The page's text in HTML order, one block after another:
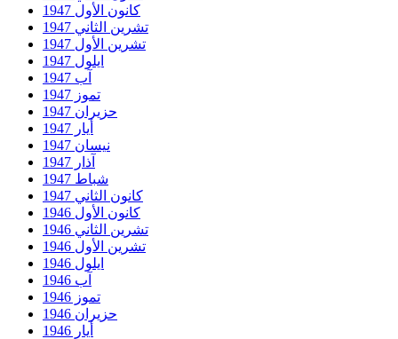
كانون الأول 1947
تشرين الثاني 1947
تشرين الأول 1947
ايلول 1947
آب 1947
تموز 1947
حزيران 1947
أيار 1947
نيسان 1947
آذار 1947
شباط 1947
كانون الثاني 1947
كانون الأول 1946
تشرين الثاني 1946
تشرين الأول 1946
ايلول 1946
آب 1946
تموز 1946
حزيران 1946
أيار 1946